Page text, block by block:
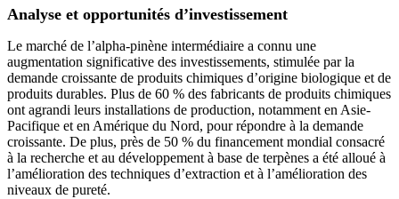
Analyse et opportunités d’investissement
Le marché de l’alpha-pinène intermédiaire a connu une
augmentation significative des investissements, stimulée par la
demande croissante de produits chimiques d’origine biologique et de
produits durables. Plus de 60 % des fabricants de produits chimiques
ont agrandi leurs installations de production, notamment en Asie-
Pacifique et en Amérique du Nord, pour répondre à la demande
croissante. De plus, près de 50 % du financement mondial consacré
à la recherche et au développement à base de terpènes a été alloué à
l’amélioration des techniques d’extraction et à l’amélioration des
niveaux de pureté.